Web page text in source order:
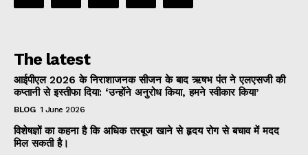
The latest
आईपीएल 2026 के निराशाजनक सीजन के बाद ऋषभ पंत ने एलएसजी की
कप्तानी से इस्तीफा दिया: ‘उन्होंने अनुरोध किया, हमने स्वीकार किया’
BLOG 1 June 2026
विशेषज्ञों का कहना है कि अधिक तरबूज खाने से हृदय रोग से बचाव में मदद
मिल सकती है।